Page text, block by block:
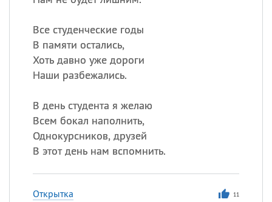
Все студенческие годы
В памяти остались,
Хоть давно уже дороги
Наши разбежались.
В день студента я желаю
Всем бокал наполнить,
Однокурсников, друзей
В этот день нам вспомнить.
Открытка 11